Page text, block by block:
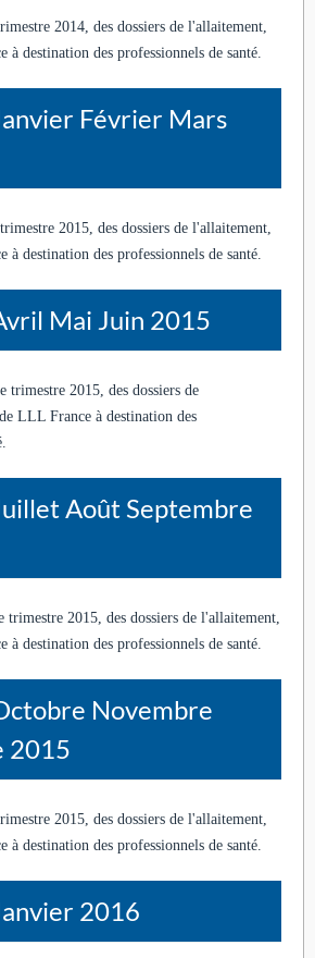
2014, des dossiers de l'allaitement,
à destination des professionnels de santé.
Février Mars
2015, des dossiers de l'allaitement,
à destination des professionnels de santé.
Mai Juin 2015
trimestre 2015, des dossiers de
LLL France à destination des
Août Septembre
trimestre 2015, des dossiers de l'allaitement,
à destination des professionnels de santé.
Novembre
2015
2015, des dossiers de l'allaitement,
à destination des professionnels de santé.
2016